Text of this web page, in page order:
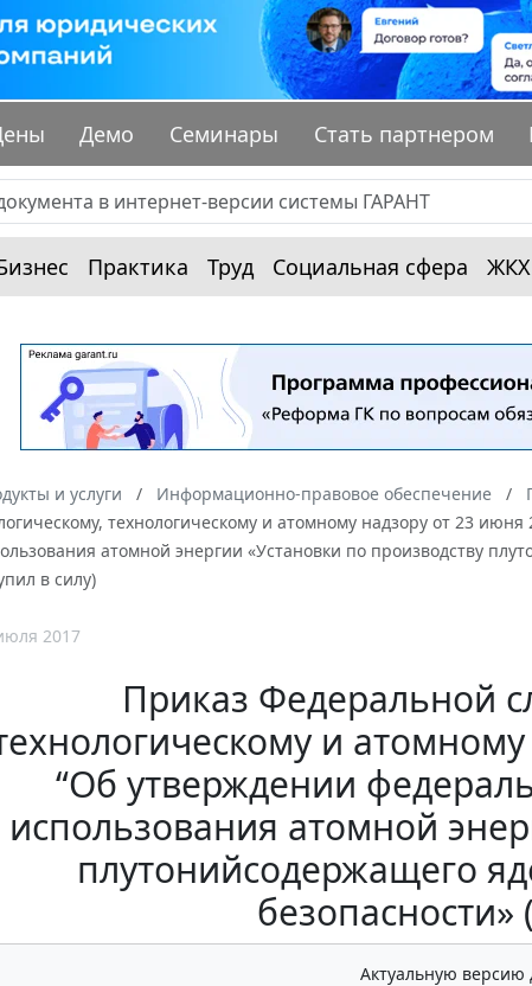
Демо Семинары Стать партнером
Практика Труд Социальная сфера ЖКХ
и услуги Информационно-правовое обеспечение
технологическому и атомному надзору от 23
атомной энергии «Установки по производству
в силу)
2017
Приказ Федеральной
и
“Об утверждении
использования атомной
плутонийсодержащего
безопасности»
Актуальную версию